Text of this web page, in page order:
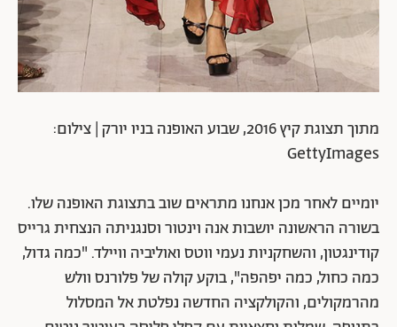
מתוך תצוגת קיץ 2016, שבוע האופנה בניו יורק | צילום:
GettyImages
יומיים לאחר מכן אנחנו מתראים שוב בתצוגת האופנה שלו.
בשורה הראשונה יושבות אנה וינטור וסנגניתה הנצחית גרייס
קודינגטון, והשחקניות נעמי ווטס ואוליביה וויילד. "כמה גדול,
כמה כחול, כמה יפהפה", בוקע קולה של פלורנס וולש
מהרמקולים, והקולקציה החדשה נפלטת אל המסלול